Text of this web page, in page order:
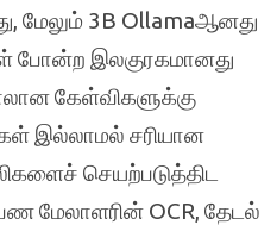
மேலும் 3B Ollamaஆனது
போன்ற இலகுரகமானது
கேள்விகளுக்கு
இல்லாமல் சரியான
செயற்படுத்திட
மேலாளரின் OCR, தேடல்